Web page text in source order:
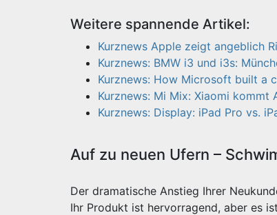
Weitere spannende Artikel:
Kurznews Apple zeigt angeblich
Kurznews: BMW i3 und i3s:
Kurznews: How Microsoft built a
Kurznews: Mi Mix: Xiaomi kommt
Kurznews: Display: iPad Pro vs.
Auf zu neuen Ufern –
Der dramatische Anstieg Ihrer
Ihr Produkt ist hervorragend, aber es